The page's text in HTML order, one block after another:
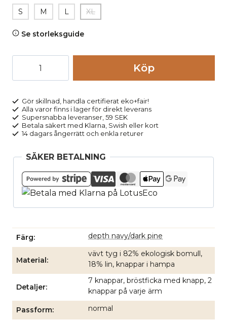
S M L XL
Se storleksguide
LINAAS
rutig
marinblå
mängd
Köp
Gör skillnad, handla certifierat eko+fair!
Alla varor finns i lager för direkt leverans
Supersnabba leveranser, 59 SEK
Betala säkert med Klarna, Swish eller kort
14 dagars ångerrätt och enkla returer
SÄKER BETALNING
Färg depth navy/dark pine
Material
vävt tyg i 82% ekologisk bomull,
18% lin, knappar i hampa
Detaljer
7 knappar, bröstficka med knapp, 2
knappar på varje ärm
Passform normal